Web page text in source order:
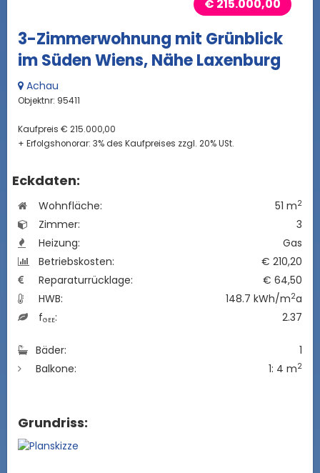
€ 215.000,00
3-Zimmerwohnung mit Grünblick
im Süden Wiens, Nähe Laxenburg
Achau
Objektnr: 95411
Kaufpreis € 215.000,00
+ Erfolgshonorar: 3% des Kaufpreises zzgl. 20% USt.
Eckdaten:
Wohnfläche: 51 m2
Zimmer:
3
Heizung:
Gas
Betriebskosten:
€ 210,20
Reparaturrücklage:
€ 64,50
HWB:
148.7 kWh/m2a
fGEE: 2.37
Bäder:
1
Balkone:
1: 4 m2
Grundriss: